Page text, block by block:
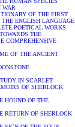
WAR
OF THE FIRST
ENGLISH LANGUAGE
POETICAL WORKS
THE
COMPREHENSIVE
OF THE ANCIENT
IN SCARLET
OF SHERLOCK
HOUND OF THE
RETURN OF SHERLOCK